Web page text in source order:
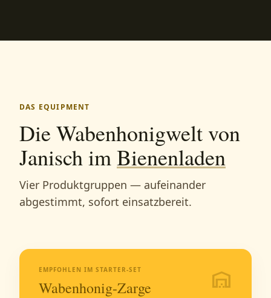
DAS EQUIPMENT
Die Wabenhonigwelt von
Janisch imBienenladen
Vier Produktgruppen — aufeinander
abgestimmt, sofort einsatzbereit.
EMPFOHLEN IM STARTER-SET
Wabenhonig-Zarge warehouse